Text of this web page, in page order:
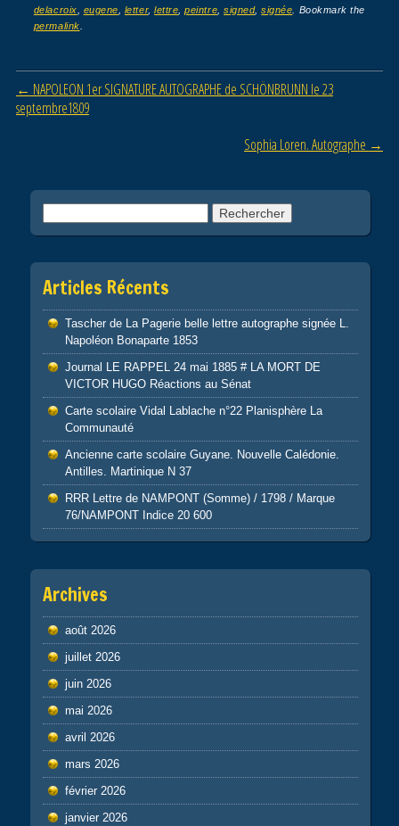
e
o
o
er
g
delacroix
eugene letter,lettre ,peintre ,signed,signée . Bookmark the
permalink
Post navigation
← NAPOLEON 1er SIGNATURE AUTOGRAPHE de SCHÖNBRUNN le 23
septembre1809
Sophia Loren. Autographe →
Articles Récents
Tascher de La Pagerie belle lettre autographe signée L.
Napoléon Bonaparte 1853
Journal LE RAPPEL 24 mai 1885 # LA MORT DE
VICTOR HUGO Réactions au Sénat
Carte scolaire Vidal Lablache n°22 Planisphère La
Communauté
Ancienne carte scolaire Guyane. Nouvelle Calédonie.
Antilles. Martinique N 37
RRR Lettre de NAMPONT (Somme) / 1798 / Marque
76/NAMPONT Indice 20 600
Archives
août 2026
juillet 2026
juin 2026
mai 2026
avril 2026
mars 2026
février 2026
janvier 2026